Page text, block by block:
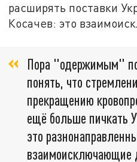
расширять поставки
Косачев: это
Пора "одержимым"
понять, что
прекращению
ещё больше пичкать
это
взаимоисключающие